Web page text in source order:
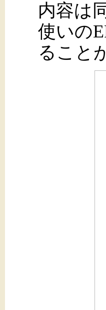
内容は
使いの
ること